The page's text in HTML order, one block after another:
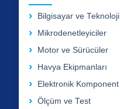
Bilgisayar ve Teknoloji
Mikrodenetleyiciler
Motor ve Sürücüler
Havya Ekipmanları
Elektronik Komponent
Ölçüm ve Test